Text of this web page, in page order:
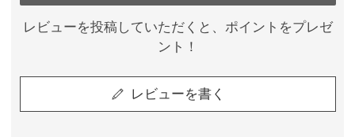
レビューを投稿していただくと、ポイントをプレゼ
ント！
レビューを書く